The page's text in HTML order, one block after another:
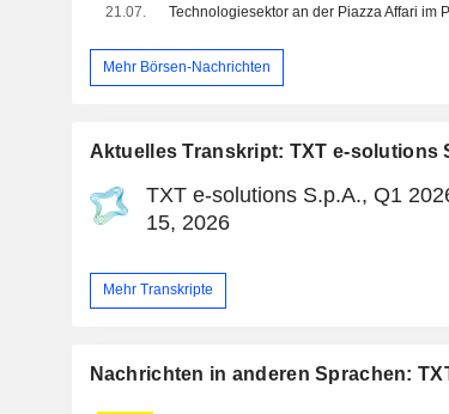
21.07. Technologiesektor an der Piazza Affari im
Mehr Börsen-Nachrichten
Aktuelles Transkript: TXT e-solutions
TXT e-solutions S.p.A., Q1
15, 2026
Mehr Transkripte
Nachrichten in anderen Sprachen: